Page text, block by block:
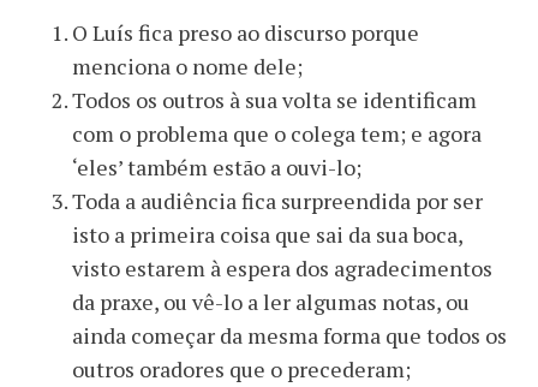
O Luís fica preso ao discurso porque
menciona o nome dele;
Todos os outros à sua volta se identificam
com o problema que o colega tem; e agora
‘eles’ também estão a ouvi-lo;
Toda a audiência fica surpreendida por ser
isto a primeira coisa que sai da sua boca,
visto estarem à espera dos agradecimentos
da praxe, ou vê-lo a ler algumas notas, ou
ainda começar da mesma forma que todos os
outros oradores que o precederam;